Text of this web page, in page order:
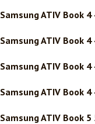
Samsung ATIV Book 4
Samsung ATIV Book 4
Samsung ATIV Book 4
Samsung ATIV Book 4
Samsung ATIV Book 5